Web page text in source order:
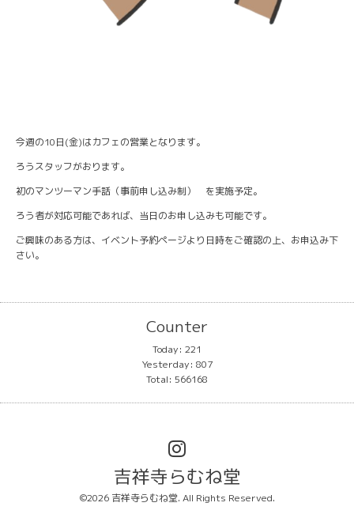
今週の10日(金)はカフェの営業となります。
ろうスタッフがおります。
初のマンツーマン手話（事前申し込み制） を実施予定。
ろう者が対応可能であれば、当日のお申し込みも可能です。
ご興味のある方は、イベント予約ページより日時をご確認の上、お申込み下
さい。
Counter
Today: 221
Yesterday: 807
Total: 566168
吉祥寺らむね堂
©2026 吉祥寺らむね堂. All Rights Reserved.